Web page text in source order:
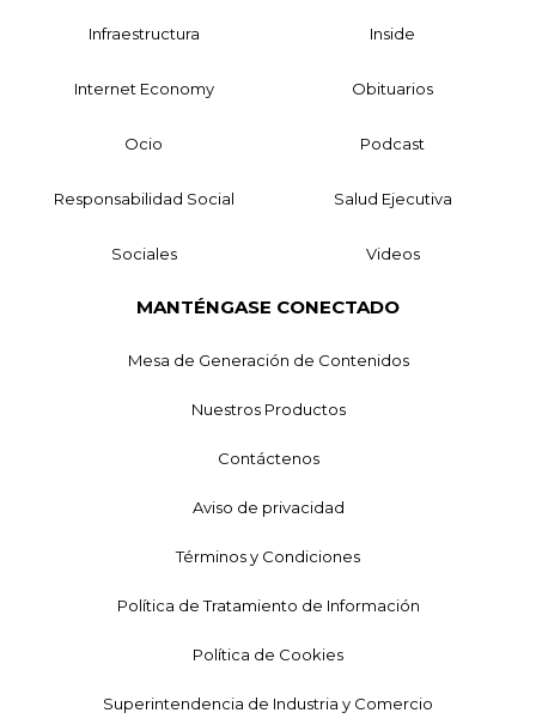
Infraestructura Inside
Internet Economy Obituarios
Ocio Podcast
Responsabilidad Social Salud Ejecutiva
Sociales Videos
MANTÉNGASE CONECTADO
Mesa de Generación de Contenidos
Nuestros Productos
Contáctenos
Aviso de privacidad
Términos y Condiciones
Política de Tratamiento de Información
Política de Cookies
Superintendencia de Industria y Comercio